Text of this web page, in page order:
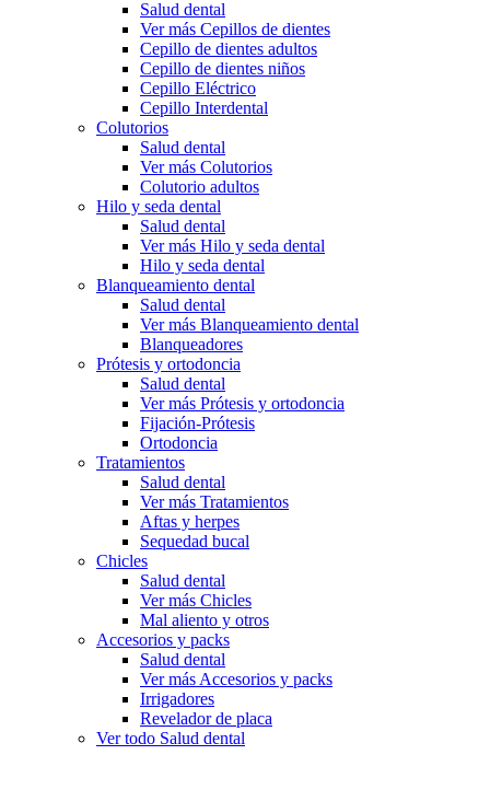
Salud dental
Ver más Cepillos de dientes
Cepillo de dientes adultos
Cepillo de dientes niños
Cepillo Eléctrico
Cepillo Interdental
Colutorios
Salud dental
Ver más Colutorios
Colutorio adultos
Hilo y seda dental
Salud dental
Ver más Hilo y seda dental
Hilo y seda dental
Blanqueamiento dental
Salud dental
Ver más Blanqueamiento dental
Blanqueadores
Prótesis y ortodoncia
Salud dental
Ver más Prótesis y ortodoncia
Fijación-Prótesis
Ortodoncia
Tratamientos
Salud dental
Ver más Tratamientos
Aftas y herpes
Sequedad bucal
Chicles
Salud dental
Ver más Chicles
Mal aliento y otros
Accesorios y packs
Salud dental
Ver más Accesorios y packs
Irrigadores
Revelador de placa
Ver todo Salud dental